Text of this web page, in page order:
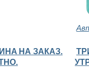
НА ЗАКАЗ.